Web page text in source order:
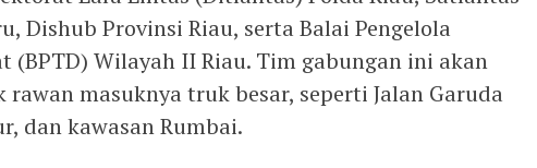
Dishub Provinsi Riau, serta Balai Pengelola
(BPTD) Wilayah II Riau. Tim gabungan ini akan
masuknya truk besar, seperti Jalan Garuda
dan kawasan Rumbai.